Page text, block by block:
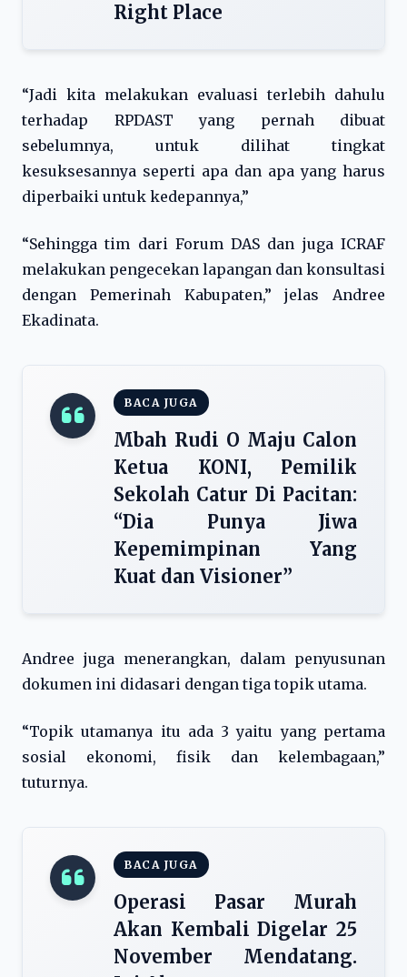
Right Place
“Jadi kita melakukan evaluasi terlebih dahulu
terhadap RPDAST yang pernah dibuat
sebelumnya, untuk dilihat tingkat
kesuksesannya seperti apa dan apa yang harus
diperbaiki untuk kedepannya,”
“Sehingga tim dari Forum DAS dan juga ICRAF
melakukan pengecekan lapangan dan konsultasi
dengan Pemerinah Kabupaten,” jelas Andree
Ekadinata.
BACA JUGA
Mbah Rudi O Maju Calon
Ketua KONI, Pemilik
Sekolah Catur Di Pacitan:
“Dia Punya Jiwa
Kepemimpinan Yang
Kuat dan Visioner”
Andree juga menerangkan, dalam penyusunan
dokumen ini didasari dengan tiga topik utama.
“Topik utamanya itu ada 3 yaitu yang pertama
sosial ekonomi, fisik dan kelembagaan,”
tuturnya.
BACA JUGA
Operasi Pasar Murah
Akan Kembali Digelar 25
November Mendatang.